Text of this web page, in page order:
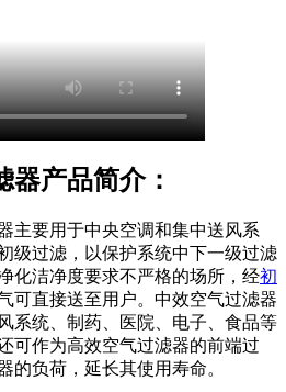
器产品简介：
主要用于中央空调和集中送风系
级过滤，以保护系统中下一级过滤
化洁净度要求不严格的场所，经初
可直接送至用户。中效空气过滤器
系统、制药、医院、电子、食品等
可作为高效空气过滤器的前端过
的负荷，延长其使用寿命。